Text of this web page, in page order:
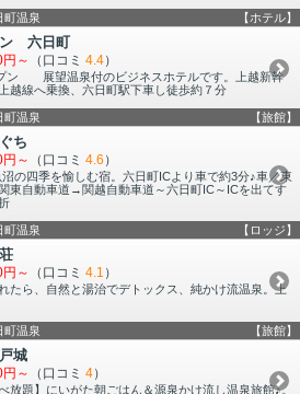
町温泉 【ホテル】
ン 六日町
～ （口コミ 4.4）
ン 展望温泉付のビジネスホテルです。上越新幹
越線へ乗換、六日町駅下車し徒歩約７分
町温泉 【旅館】
ち
～ （口コミ 4.6 ）
の四季を愉しむ宿。六日町ICより車で約3分♪車／東
東自動車道→関越自動車道～六日町IC～ICを出てす
町温泉 【ロッジ】
～ （口コミ 4.1 ）
たら、自然と湯治でデトックス、純かけ流温泉。上
町温泉 【旅館】
城
～ （口コミ 4）
放題】にいがた朝ごはん＆源泉かけ流し温泉旅館♪。